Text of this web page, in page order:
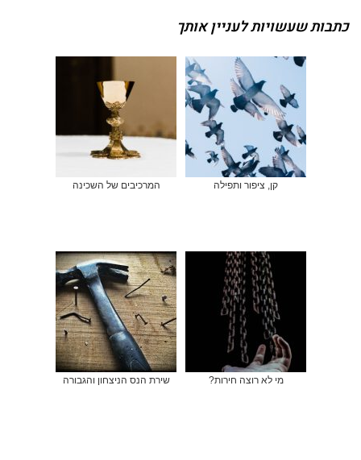
כתבות שעשויות לעניין אותך
קן, ציפור ותפילה המרכיבים של השכינה
מי לא רוצה חירות? שירת הנס הניצחון והגבורה